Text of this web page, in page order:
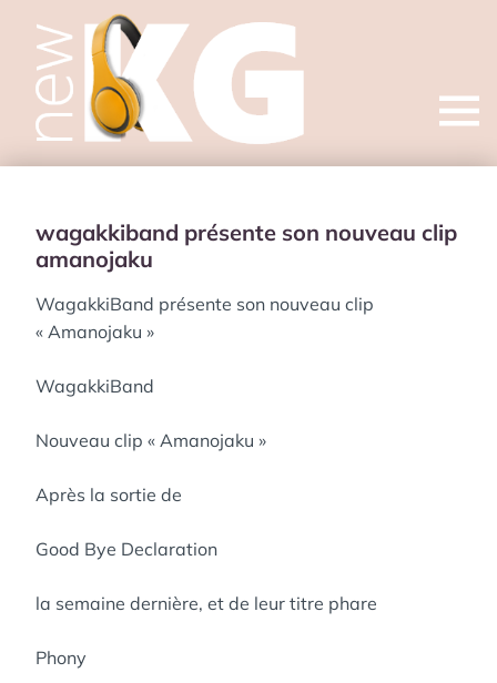
Open
wagakkiband présente son nouveau clip
amanojaku
WagakkiBand présente son nouveau clip
« Amanojaku »
WagakkiBand
Nouveau clip « Amanojaku »
Après la sortie de
Good Bye Declaration
la semaine dernière, et de leur titre phare
Phony